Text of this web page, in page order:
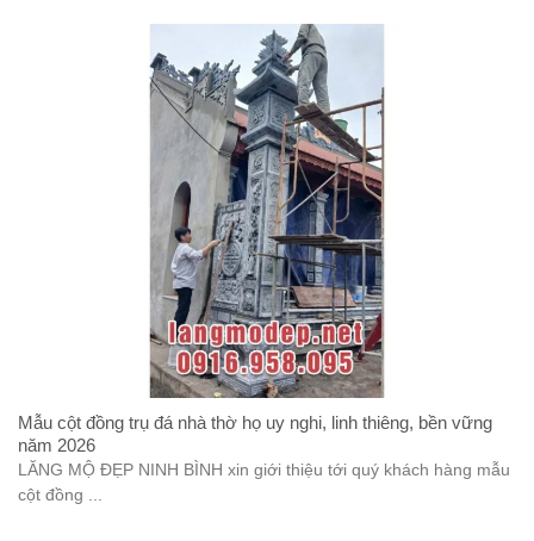
Mẫu cột đồng trụ đá nhà thờ họ uy nghi, linh thiêng, bền vững
năm 2026
LĂNG MỘ ĐẸP NINH BÌNH xin giới thiệu tới quý khách hàng mẫu
cột đồng ...